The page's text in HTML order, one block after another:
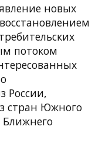
новых
потоком
России,
стран Южного
Ближнего